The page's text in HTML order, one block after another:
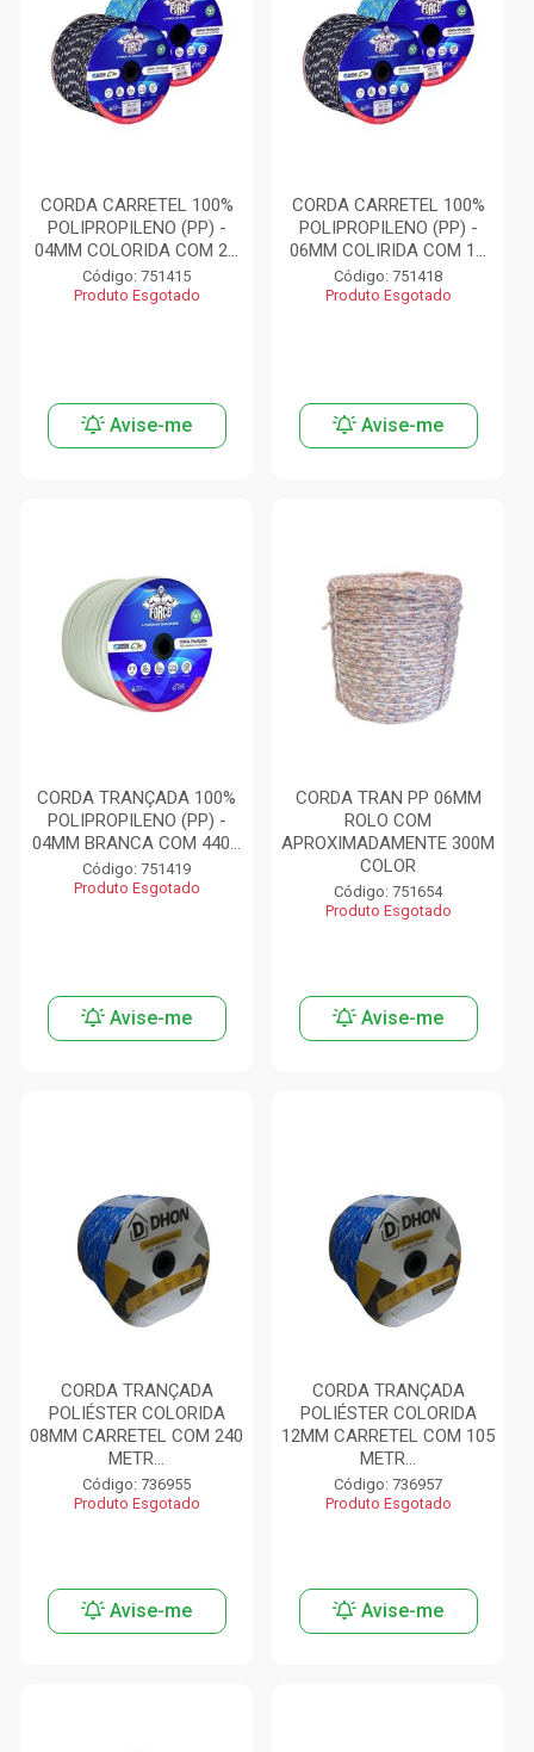
CORDA CARRETEL 100%
POLIPROPILENO (PP) -
04MM COLORIDA COM 2...
Código: 751415
Produto Esgotado
Avise-me
CORDA CARRETEL 100%
POLIPROPILENO (PP) -
06MM COLIRIDA COM 1...
Código: 751418
Produto Esgotado
Avise-me
CORDA TRANÇADA 100%
POLIPROPILENO (PP) -
04MM BRANCA COM 440...
Código: 751419
Produto Esgotado
Avise-me
CORDA TRAN PP 06MM
ROLO COM
APROXIMADAMENTE 300M
COLOR
Código: 751654
Produto Esgotado
Avise-me
CORDA TRANÇADA
POLIÉSTER COLORIDA
08MM CARRETEL COM 240
METR...
Código: 736955
Produto Esgotado
Avise-me
CORDA TRANÇADA
POLIÉSTER COLORIDA
12MM CARRETEL COM 105
METR...
Código: 736957
Produto Esgotado
Avise-me